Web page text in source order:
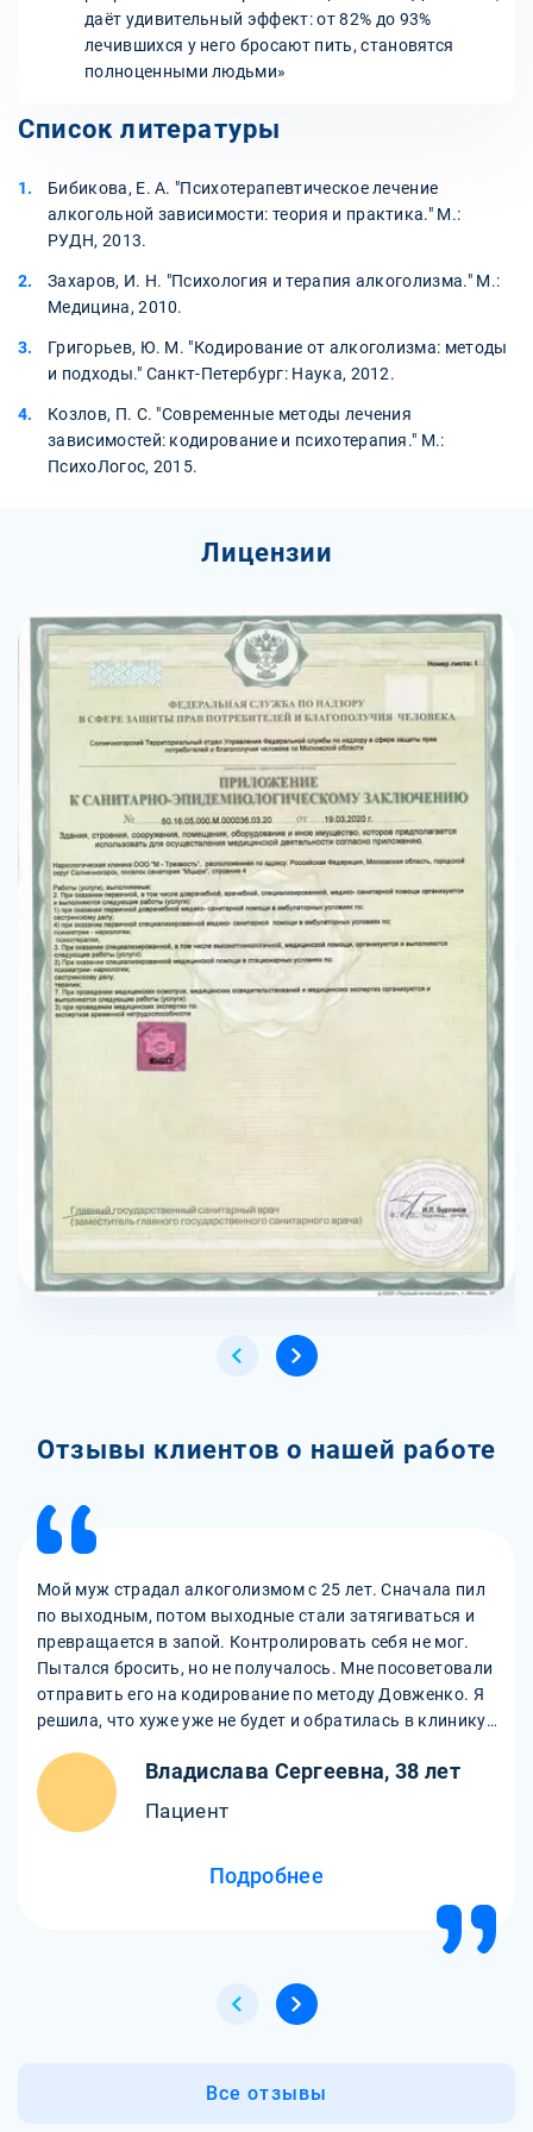
даёт удивительный эффект: от 82% до 93%
лечившихся у него бросают пить, становятся
полноценными людьми»
Список литературы
Бибикова, Е. А. "Психотерапевтическое лечение
алкогольной зависимости: теория и практика." М.:
РУДН, 2013.
Захаров, И. Н. "Психология и терапия алкоголизма." М.:
Медицина, 2010.
Григорьев, Ю. М. "Кодирование от алкоголизма: методы
и подходы." Санкт-Петербург: Наука, 2012.
Козлов, П. С. "Современные методы лечения
зависимостей: кодирование и психотерапия." М.:
ПсихоЛогос, 2015.
Лицензии
Отзывы клиентов о нашей работе
Мой муж страдал алкоголизмом с 25 лет. Сначала пил
по выходным, потом выходные стали затягиваться и
превращается в запой. Контролировать себя не мог.
Пытался бросить, но не получалось. Мне посоветовали
отправить его на кодирование по методу Довженко. Я
решила, что хуже уже не будет и обратилась в клинику.
профессионалу и решились на этот метод. После
кодирования муж не пьет уже полгода и не чувствует
тяги к алкоголю. Я счастлива, что смогла изменить
Владислава Сергеевна, 38 лет
Пациент
Подробнее
Все отзывы